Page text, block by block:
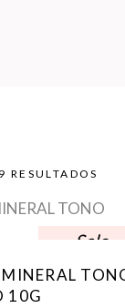
Sale
10G